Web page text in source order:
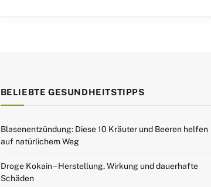
BELIEBTE GESUNDHEITSTIPPS
Blasenentzündung: Diese 10 Kräuter und Beeren helfen
auf natürlichem Weg
Droge Kokain – Herstellung, Wirkung und dauerhafte
Schäden